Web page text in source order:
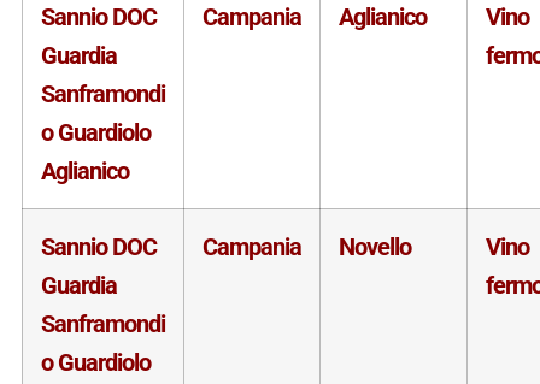
Sannio DOC
Guardia
Sanframondi
o Guardiolo
Aglianico
Campania Aglianico
Vino
Sannio DOC
Guardia
Sanframondi
o Guardiolo
Campania Novello
Vino